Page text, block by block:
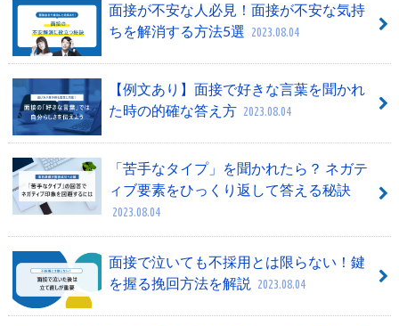
面接が不安な人必見！面接が不安な気持
ちを解消する方法5選 2023.08.04
【例文あり】面接で好きな言葉を聞かれ
た時の的確な答え方 2023.08.04
「苦手なタイプ」を聞かれたら？ ネガテ
ィブ要素をひっくり返して答える秘訣
2023.08.04
面接で泣いても不採用とは限らない！鍵
を握る挽回方法を解説
2023.08.04